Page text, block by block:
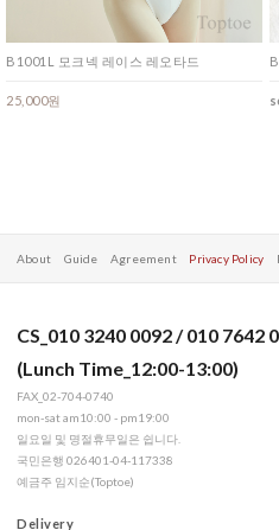
B1001L 모크넥 레이스 레오타드
25,000원
About Guide Agreement Privacy Policy
CS_010 3240 0092 / 010 7642
(Lunch Time_12:00-13:00)
FAX_02-704-0740
mon-sat am10:00 - pm19:00
일요일 및 명절휴무일은 쉽니다.
국민은행 026401-04-117338
예금주 임지순(Toptoe)
Delivery